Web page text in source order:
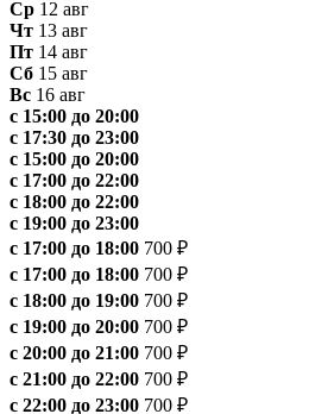
Ср 12 авг
Чт 13 авг
Пт 14 авг
Сб 15 авг
Вс 16 авг
с 15:00 до 20:00
с 17:30 до 23:00
с 15:00 до 20:00
с 17:00 до 22:00
с 18:00 до 22:00
с 19:00 до 23:00
с 17:00 до 18:00 700 ₽
с 17:00 до 18:00 700 ₽
с 18:00 до 19:00 700 ₽
с 19:00 до 20:00 700 ₽
с 20:00 до 21:00 700 ₽
с 21:00 до 22:00 700 ₽
с 22:00 до 23:00 700 ₽